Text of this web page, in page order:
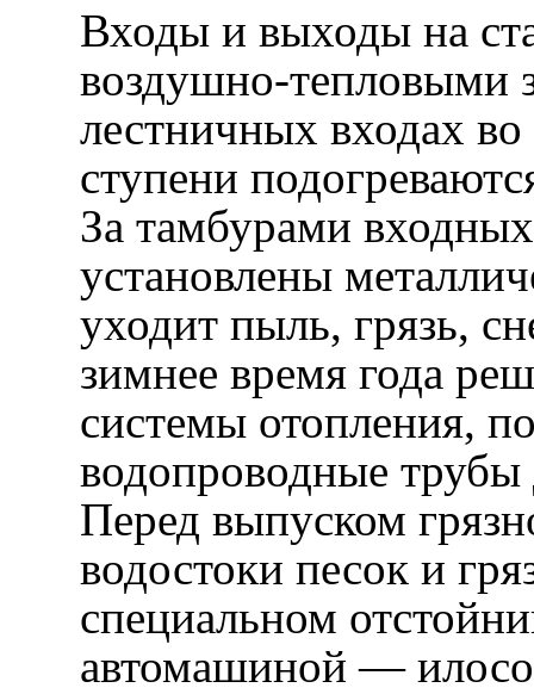
Входы и выходы на
воздушно-тепловыми
лестничных входах
ступени
За тамбурами
установлены
уходит пыль, грязь,
зимнее время года
системы отопления,
водопроводные трубы
Перед выпуском
водостоки песок и
специальном
автомашиной —